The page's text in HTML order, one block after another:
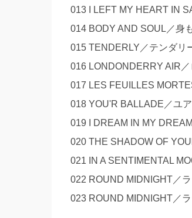
013 I LEFT MY HEART IN
014 BODY AND SOUL／身
015 TENDERLY／テンダ
016 LONDONDERRY AIR
017 LES FEUILLES
018 YOU'R BALLADE／ユ
019 I DREAM IN MY
020 THE SHADOW OF
021 IN A SENTIMENTAL
022 ROUND MIDNIGHT／
023 ROUND MIDNIGHT／